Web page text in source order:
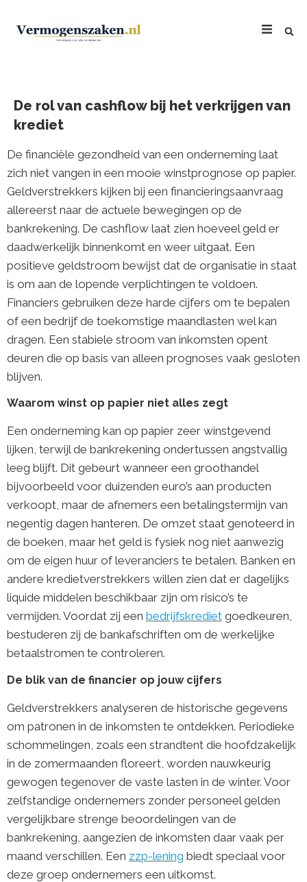
De rol van cashflow bij het verkrijgen van
krediet
De financiële gezondheid van een onderneming laat
zich niet vangen in een mooie winstprognose op papier.
Geldverstrekkers kijken bij een financieringsaanvraag
allereerst naar de actuele bewegingen op de
bankrekening. De cashflow laat zien hoeveel geld er
daadwerkelijk binnenkomt en weer uitgaat. Een
positieve geldstroom bewijst dat de organisatie in staat
is om aan de lopende verplichtingen te voldoen.
Financiers gebruiken deze harde cijfers om te bepalen
of een bedrijf de toekomstige maandlasten wel kan
dragen. Een stabiele stroom van inkomsten opent
deuren die op basis van alleen prognoses vaak gesloten
blijven.
Waarom winst op papier niet alles zegt
Een onderneming kan op papier zeer winstgevend
lijken, terwijl de bankrekening ondertussen angstvallig
leeg blijft. Dit gebeurt wanneer een groothandel
bijvoorbeeld voor duizenden euro’s aan producten
verkoopt, maar de afnemers een betalingstermijn van
negentig dagen hanteren. De omzet staat genoteerd in
de boeken, maar het geld is fysiek nog niet aanwezig
om de eigen huur of leveranciers te betalen. Banken en
andere kredietverstrekkers willen zien dat er dagelijks
liquide middelen beschikbaar zijn om risico’s te
vermijden. Voordat zij een bedrijfskrediet goedkeuren,
bestuderen zij de bankafschriften om de werkelijke
betaalstromen te controleren.
De blik van de financier op jouw cijfers
Geldverstrekkers analyseren de historische gegevens
om patronen in de inkomsten te ontdekken. Periodieke
schommelingen, zoals een strandtent die hoofdzakelijk
in de zomermaanden floreert, worden nauwkeurig
gewogen tegenover de vaste lasten in de winter. Voor
zelfstandige ondernemers zonder personeel gelden
vergelijkbare strenge beoordelingen van de
bankrekening, aangezien de inkomsten daar vaak per
maand verschillen. Een zzp-lening biedt speciaal voor
deze groep ondernemers een uitkomst.